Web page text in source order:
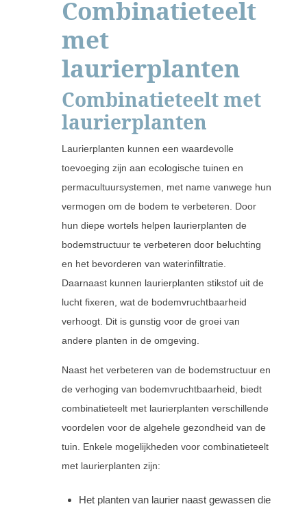
Combinatieteelt
met
laurierplanten
Combinatieteelt met
laurierplanten
Laurierplanten kunnen een waardevolle
toevoeging zijn aan ecologische tuinen en
permacultuursystemen, met name vanwege hun
vermogen om de bodem te verbeteren. Door
hun diepe wortels helpen laurierplanten de
bodemstructuur te verbeteren door beluchting
en het bevorderen van waterinfiltratie.
Daarnaast kunnen laurierplanten stikstof uit de
lucht fixeren, wat de bodemvruchtbaarheid
verhoogt. Dit is gunstig voor de groei van
andere planten in de omgeving.
Naast het verbeteren van de bodemstructuur en
de verhoging van bodemvruchtbaarheid, biedt
combinatieteelt met laurierplanten verschillende
voordelen voor de algehele gezondheid van de
tuin. Enkele mogelijkheden voor combinatieteelt
met laurierplanten zijn:
Het planten van laurier naast gewassen die